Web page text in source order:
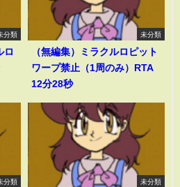
分類
ロ
未分類
（無編集）ミラクルロピット
ワープ禁止（1周のみ）RTA
12分28秒
分類 未分類